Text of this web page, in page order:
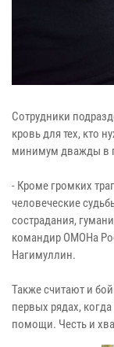
Сотрудники
кровь для тех, кто
минимум дважды в
- Кроме громких
человеческие
сострадания,
командир ОМОНа
Нагимуллин.
Также считают и
первых рядах,
помощи. Честь и